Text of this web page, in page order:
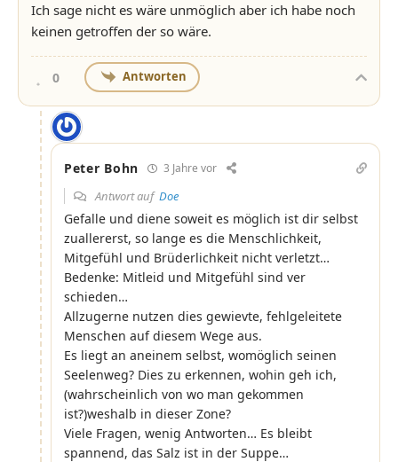
Ich sage nicht es wäre unmöglich aber ich habe noch
keinen getroffen der so wäre.
0 Antworten
Peter Bohn 3 Jahre vor
Antwort auf Doe
Gefalle und diene soweit es möglich ist dir selbst
zuallererst, so lange es die Menschlichkeit,
Mitgefühl und Brüderlichkeit nicht verletzt…
Bedenke: Mitleid und Mitgefühl sind ver
schieden…
Allzugerne nutzen dies gewievte, fehlgeleitete
Menschen auf diesem Wege aus.
Es liegt an aneinem selbst, womöglich seinen
Seelenweg? Dies zu erkennen, wohin geh ich,
(wahrscheinlich von wo man gekommen
ist?)weshalb in dieser Zone?
Viele Fragen, wenig Antworten… Es bleibt
spannend, das Salz ist in der Suppe…